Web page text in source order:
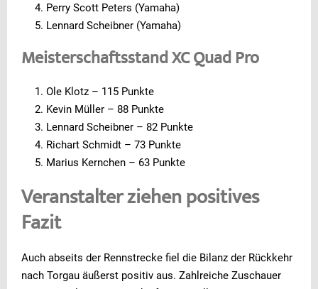
Perry Scott Peters (Yamaha)
Lennard Scheibner (Yamaha)
Meisterschaftsstand XC Quad Pro
Ole Klotz – 115 Punkte
Kevin Müller – 88 Punkte
Lennard Scheibner – 82 Punkte
Richart Schmidt – 73 Punkte
Marius Kernchen – 63 Punkte
Veranstalter ziehen positives
Fazit
Auch abseits der Rennstrecke fiel die Bilanz der Rückkehr
nach Torgau äußerst positiv aus. Zahlreiche Zuschauer